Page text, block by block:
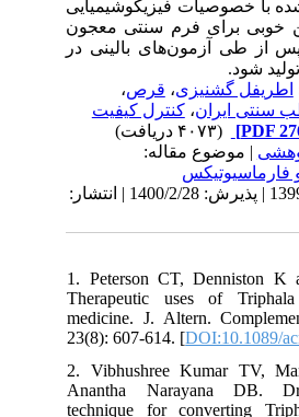
خصوصیات فیزیکوشیمیایی
برای فرم سنتی معجون
از طی آزمون‌های بالینی در
شود.
گشنیزی، قرص ،
ایران، کنترل کیفیت
(۴۰۷۳ دریافت)
| موضوع مقاله:
دریافت: 1399/11/11 | پذیرش: 1400/2/28 | انتشار:
1. Peterson CT,
Therapeutic uses of
medicine. J. Altern.
23(8): 607-614. [
2. Vibhushree Kumar TV,
Anantha Narayana DB.
technique for converting